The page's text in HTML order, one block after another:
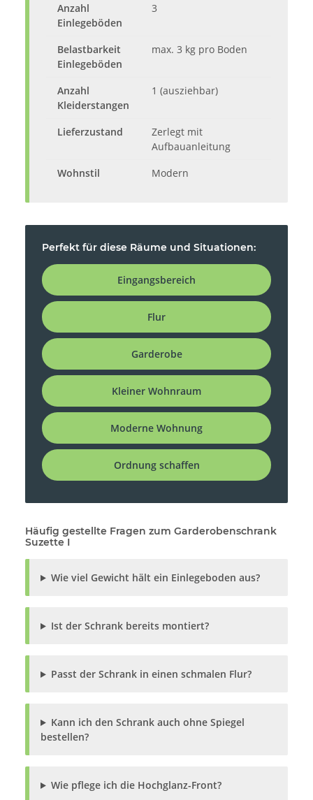
Anzahl
Einlegeböden
3
Belastbarkeit
Einlegeböden
max. 3 kg pro Boden
Anzahl
Kleiderstangen
1 (ausziehbar)
Lieferzustand
Zerlegt mit
Aufbauanleitung
Wohnstil
Modern
Perfekt für diese Räume und Situationen:
Eingangsbereich
Flur
Garderobe
Kleiner Wohnraum
Moderne Wohnung
Ordnung schaffen
Häufig gestellte Fragen zum Garderobenschrank
Suzette I
Wie viel Gewicht hält ein Einlegeboden aus?
Ist der Schrank bereits montiert?
Passt der Schrank in einen schmalen Flur?
Kann ich den Schrank auch ohne Spiegel
bestellen?
Wie pflege ich die Hochglanz-Front?